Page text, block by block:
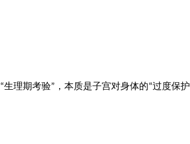
“生理期考验” ，本质是子宫对身体的“过度保护